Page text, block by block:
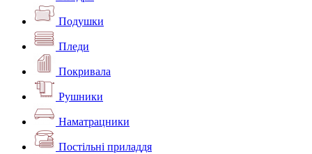
Подушки
Пледи
Покривала
Рушники
Наматрацники
Постільні приладдя